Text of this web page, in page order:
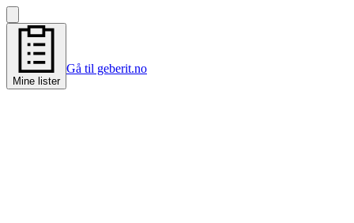
Mine lister
Gå til geberit.no